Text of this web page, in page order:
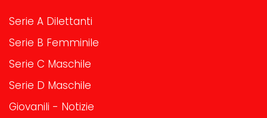
Serie A Dilettanti
Serie B Femminile
Serie C Maschile
Serie D Maschile
Giovanili - Notizie